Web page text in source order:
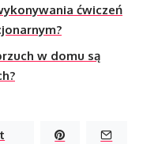
ćwiczeń
w domu są